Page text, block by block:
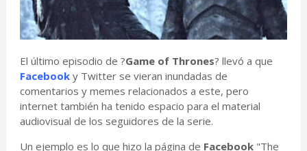
El último episodio de ?Game of Thrones? llevó a que
Facebook y Twitter se vieran inundadas de
comentarios y memes relacionados a este, pero
internet también ha tenido espacio para el material
audiovisual de los seguidores de la serie.
Un ejemplo es lo que hizo la página de Facebook "The